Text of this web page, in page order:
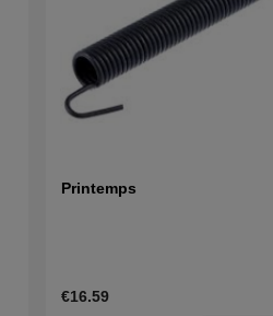
Printemps
€16.59